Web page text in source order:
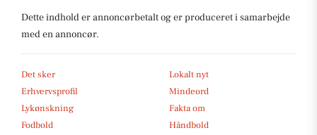
Dette indhold er annoncørbetalt og er produceret i samarbejde
med en annoncør.
Det sker
Lokalt nyt
Erhvervsprofil
Mindeord
Lykønskning
Fakta om
Fodbold
Håndbold